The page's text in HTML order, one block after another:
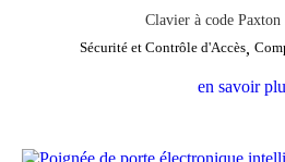
Clavier à code
Sécurité et Contrôle d'Accès,
en savoir